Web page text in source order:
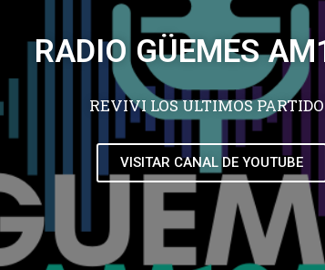
RADIO GÜEMES
REVIVI LOS ULTIMOS
VISITAR CANAL DE YOUTUBE